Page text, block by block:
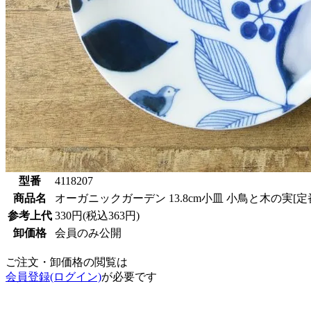
型番
4118207
商品名
オーガニックガーデン 13.8cm小皿 小鳥と木の実[定
参考上代 330円(税込363円)
卸価格
会員のみ公開
ご注文・卸価格の閲覧は
会員登録(ログイン)が必要です